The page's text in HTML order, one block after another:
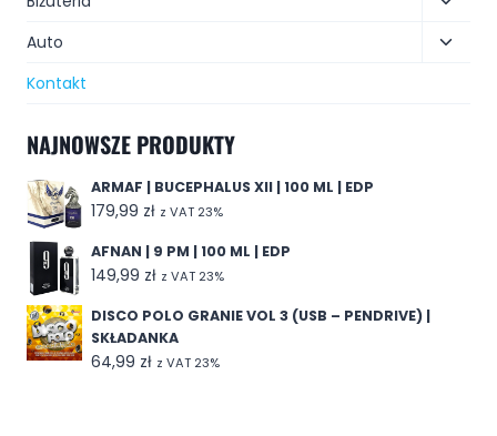
Auto
Kontakt
NAJNOWSZE PRODUKTY
ARMAF | BUCEPHALUS XII | 100 ML | EDP
179,99 zł z VAT 23%
AFNAN | 9 PM | 100 ML | EDP
149,99 zł z VAT 23%
DISCO POLO GRANIE VOL 3 (USB – PENDRIVE) |
SKŁADANKA
64,99 zł z VAT 23%